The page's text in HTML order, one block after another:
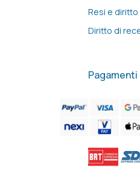
Resi e
Diritto di